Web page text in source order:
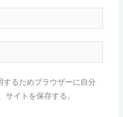
するためブラウザーに自分
サイトを保存する。